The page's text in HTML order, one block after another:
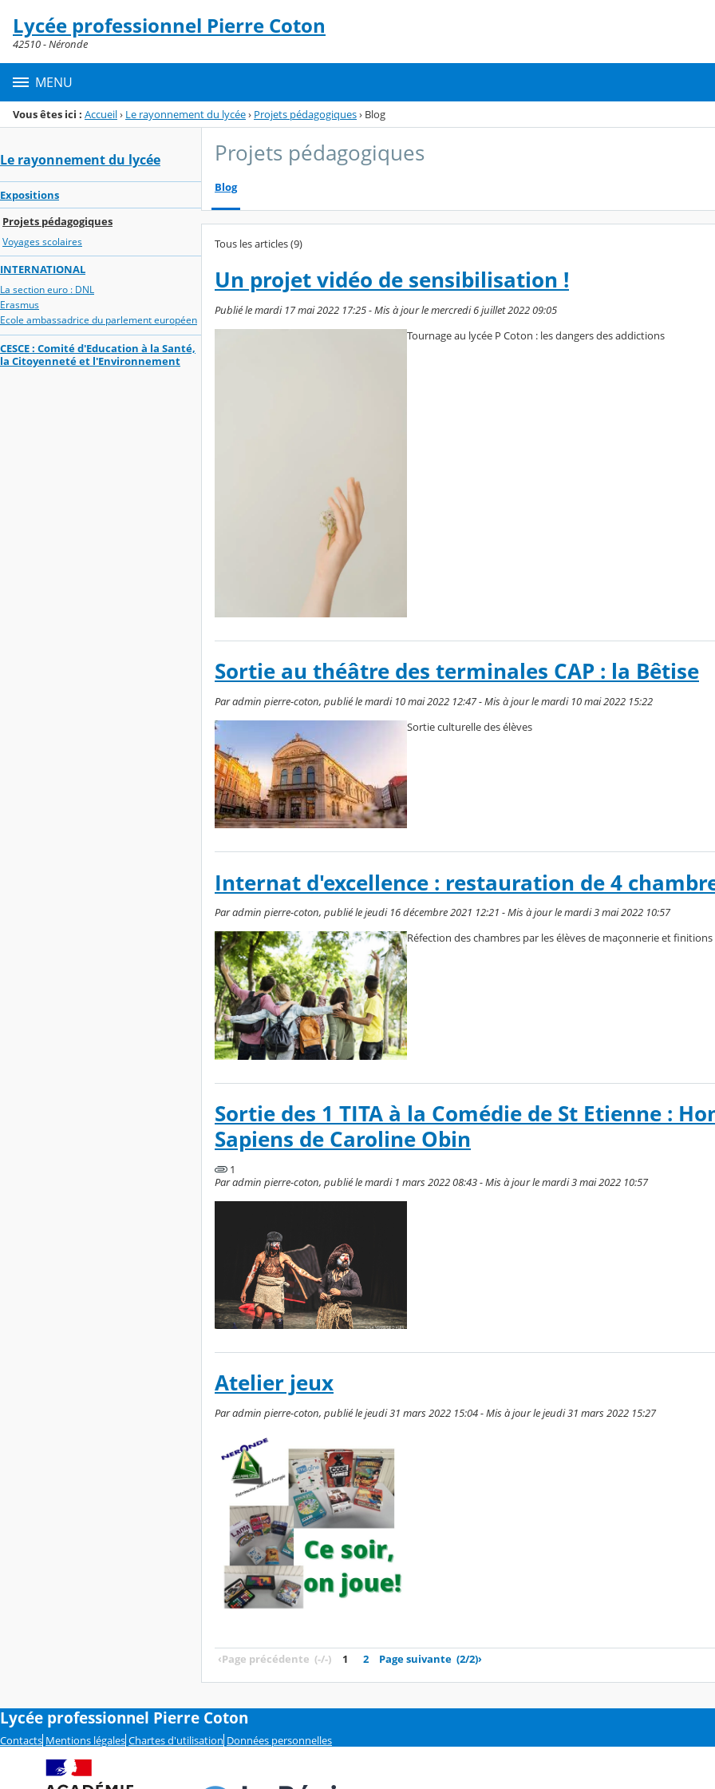
Menu de la rubrique
Contenu
Lycée professionnel Pierre Coton
42510 - Néronde
MENU
Vous êtes ici : Accueil› Le rayonnement du lycée› Projets pédagogiques› Blog
Le rayonnement du lycée
Expositions
Projets pédagogiques
Voyages scolaires
INTERNATIONAL
La section euro : DNL
Erasmus
Ecole ambassadrice du parlement européen
CESCE : Comité d'Education à la Santé,
la Citoyenneté et l'Environnement
Projets pédagogiques
Blog
Tous les articles (9)
Un projet vidéo de sensibilisation !
Publié le mardi 17 mai 2022 17:25 - Mis à jour le mercredi 6 juillet 2022 09:05
Tournage au lycée P Coton : les dangers des addictions
Sortie au théâtre des terminales CAP : la Bêtise
Par admin pierre-coton, publié le mardi 10 mai 2022 12:47 - Mis à jour le mardi 10 mai 2022 15:22
Sortie culturelle des élèves
Internat d'excellence : restauration de 4
Par admin pierre-coton, publié le jeudi 16 décembre 2021 12:21 - Mis à jour le mardi 3 mai 2022 10:57
Réfection des chambres par les élèves de maçonnerie et finitions
Sortie des 1 TITA à la Comédie de St Etienne :
Sapiens de Caroline Obin
1
Par admin pierre-coton, publié le mardi 1 mars 2022 08:43 - Mis à jour le mardi 3 mai 2022 10:57
Atelier jeux
Par admin pierre-coton, publié le jeudi 31 mars 2022 15:04 - Mis à jour le jeudi 31 mars 2022 15:27
‹Page précédente (-/-) 1 2 Page suivante (2/2)›
Lycée professionnel Pierre Coton
Contacts Mentions légales Chartes d'utilisation Données personnelles